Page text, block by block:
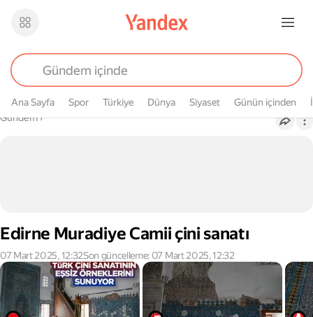
Ana Sayfa Spor Türkiye Dünya Siyaset Günün içinden
Buradasın
Gündem›
Edirne Muradiye Camii çini sanatı
07 Mart 2025, 12:32Son güncelleme: 07 Mart 2025, 12:32